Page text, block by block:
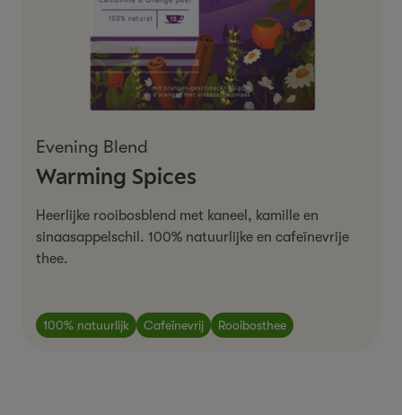
Evening Blend
Warming Spices
Heerlijke rooibosblend met kaneel , kamille en
sinaasappelschil . 100% natuurlijke en cafeïnevrije
thee.
100% natuurlijk Cafeïnevrij Rooibosthee